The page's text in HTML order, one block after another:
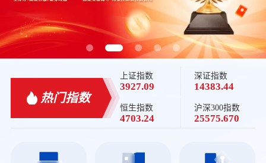
热门指数
上证指数
3927.09
深证指数
14383.44
恒生指数
4703.24
沪深300指数
25575.670